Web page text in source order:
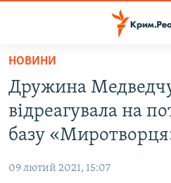
Перейти
основного
матеріалу
Перейти
до
основної
ВОДА.КРИМ
ВІДЕО ТА ФОТО
БЛОГИ
НОВИНИ
Дружина
відреагувала на
базу
09 лютий 2021, 15:07